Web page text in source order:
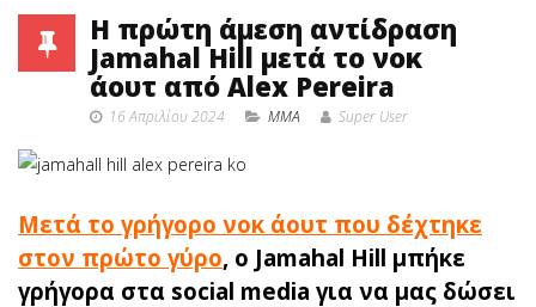
Η πρώτη άμεση αντίδραση
Jamahal Hill μετά το νοκ
άουτ από Alex Pereira
16 Απριλίου 2024 MMA Super User
Μετά το γρήγορο νοκ άουτ που δέχτηκε
στον πρώτο γύρο, ο Jamahal Hill μπήκε
γρήγορα στα social media για να μας δώσει